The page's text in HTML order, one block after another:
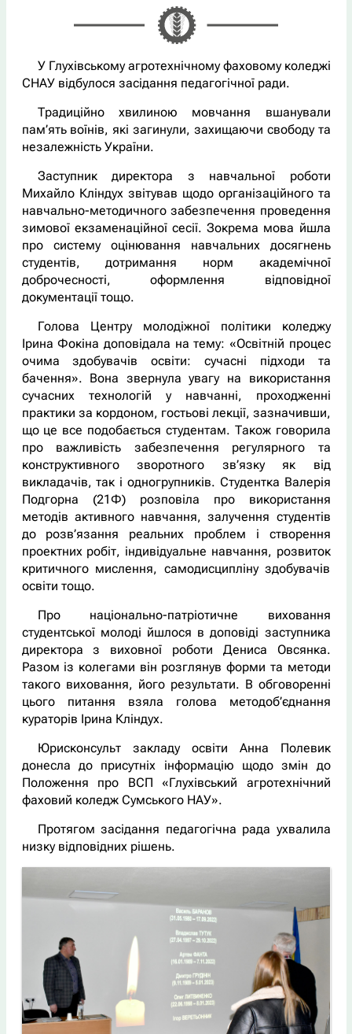
У Глухівському агротехнічному фаховому коледжі
СНАУ відбулося засідання педагогічної ради.
Традиційно хвилиною мовчання вшанували
пам’ять воїнів, які загинули, захищаючи свободу та
незалежність України.
Заступник директора з навчальної роботи
Михайло Кліндух звітував щодо організаційного та
навчально-методичного забезпечення проведення
зимової екзаменаційної сесії. Зокрема мова йшла
про систему оцінювання навчальних досягнень
студентів, дотримання норм академічної
доброчесності, оформлення відповідної
документації тощо.
Голова Центру молодіжної політики коледжу
Ірина Фокіна доповідала на тему: «Освітній процес
очима здобувачів освіти: сучасні підходи та
бачення». Вона звернула увагу на використання
сучасних технологій у навчанні, проходженні
практики за кордоном, гостьові лекції, зазначивши,
що це все подобається студентам. Також говорила
про важливість забезпечення регулярного та
конструктивного зворотного зв’язку як від
викладачів, так і одногрупників. Студентка Валерія
Подгорна (21Ф) розповіла про використання
методів активного навчання, залучення студентів
до розв’язання реальних проблем і створення
проектних робіт, індивідуальне навчання, розвиток
критичного мислення, самодисципліну здобувачів
освіти тощо.
Про національно-патріотичне виховання
студентської молоді йшлося в доповіді заступника
директора з виховної роботи Дениса Овсянка.
Разом із колегами він розглянув форми та методи
такого виховання, його результати. В обговоренні
цього питання взяла голова методоб’єднання
кураторів Ірина Кліндух.
Юрисконсульт закладу освіти Анна Полевик
донесла до присутніх інформацію щодо змін до
Положення про ВСП «Глухівський агротехнічний
фаховий коледж Сумського НАУ».
Протягом засідання педагогічна рада ухвалила
низку відповідних рішень.